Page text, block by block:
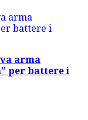
arma
per battere i